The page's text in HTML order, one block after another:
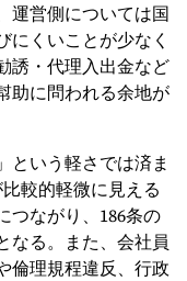
運営側については国
にくいことが少なく
誘・代理入出金など
助に問われる余地が
という軽さでは済ま
較的軽微に見える
つながり、186条の
なる。また、会社員
倫理規程違反、行政